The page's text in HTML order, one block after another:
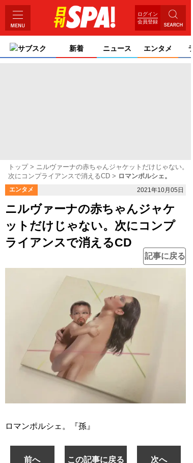
ログイン
会員登録
サブスク 新着 ニュース エンタメ
トップ
ニルヴァーナの赤ちゃんジャケットだけじゃない。
次にコンプライアンスで消えるCD
ロマンポルシェ。
エンタメ 2021年10月05日
ニルヴァーナの赤ちゃんジャケ
ットだけじゃない。次にコンプ
ライアンスで消えるCD
記事に戻る
ロマンポルシェ。『孫』
前へ この記事に戻る 次へ